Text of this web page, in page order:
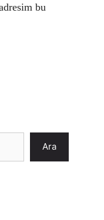
bu
Ara